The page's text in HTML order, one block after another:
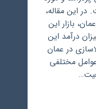
این مقاله،
بازار این
درآمد این
1. درآمد طلاسازی در عمان
مختلفی